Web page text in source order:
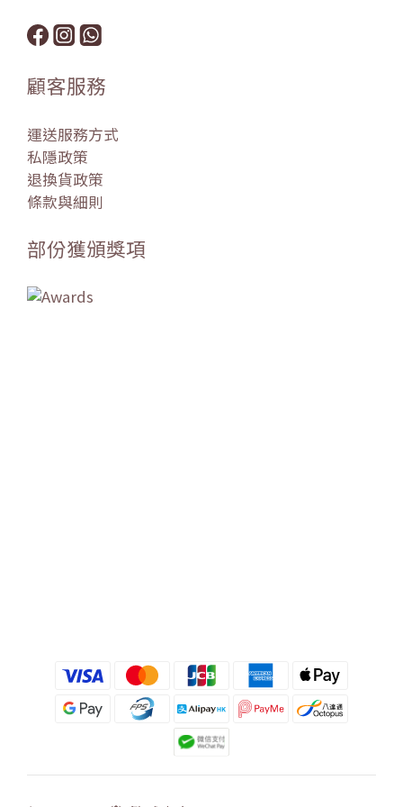
顧客服務
運送服務方式
私隱政策
退換貨政策
條款與細則
部份獲頒獎項